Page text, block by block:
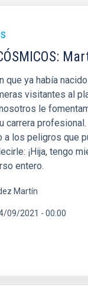
que ya había
visitantes al
le
carrera
los peligros que
¡Hija, tengo
entero.
Martín
09/2021 - 00:00